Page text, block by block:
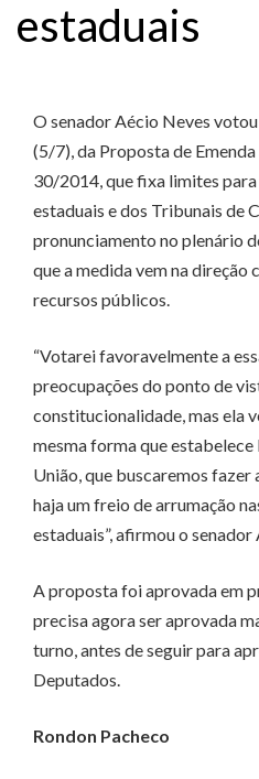
estaduais
O senador Aécio Neves
(5/7), da Proposta de
30/2014, que fixa limites
estaduais e dos Tribunais de
pronunciamento no plenário
que a medida vem na direção
recursos públicos.
“Votarei favoravelmente a
preocupações do ponto de
constitucionalidade, mas ela
mesma forma que
União, que buscaremos fazer
haja um freio de arrumação
estaduais”, afirmou o
A proposta foi aprovada em
precisa agora ser aprovada
turno, antes de seguir para
Deputados.
Rondon Pacheco